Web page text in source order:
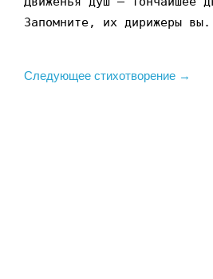
Запомните, их дирижеры вы.
Следующее стихотворение →